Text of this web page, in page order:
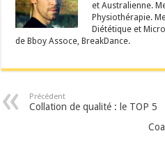
et Australienne.
Physiothérapie.
Diététique et
de Bboy Assoce, BreakDance.
Précédent
Collation de qualité : le TOP 5